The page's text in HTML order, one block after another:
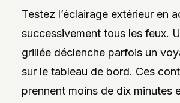
Testez l’éclairage extérieur en
successivement tous les feux.
grillée déclenche parfois un
sur le tableau de bord. Ces
prennent moins de dix minutes